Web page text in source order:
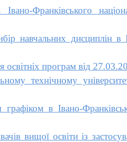
Франківського
навчальних дисциплін в
програм від
технічному
в Івано-
вищої освіти із